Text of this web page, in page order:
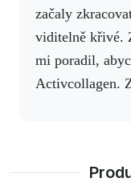
začaly
viditelně křivé.
mi poradil,
Activcollagen.
krásné úžasné